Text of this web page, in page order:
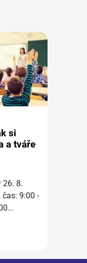
si
a tváře
26. 8.
9:00 -
...